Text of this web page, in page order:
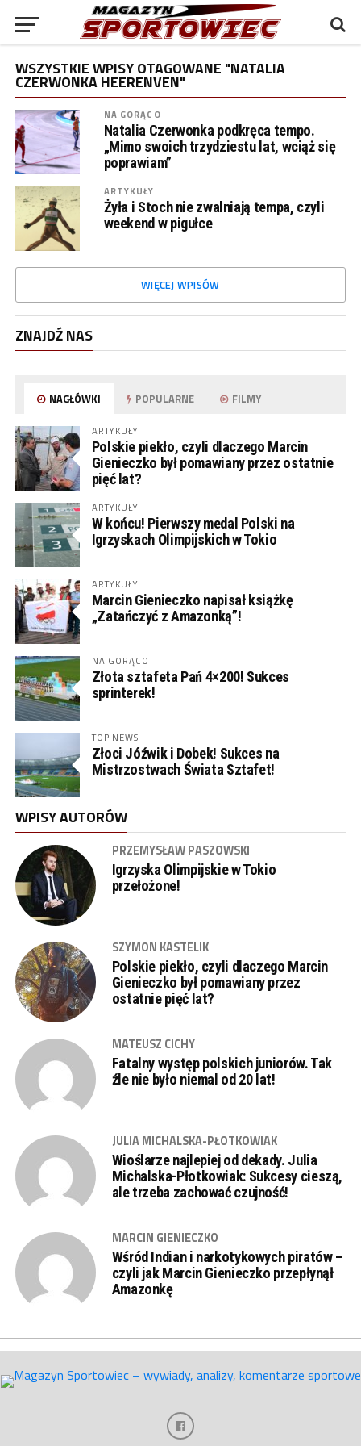
WSZYSTKIE WPISY OTAGOWANE "NATALIA
CZERWONKA HEERENVEN"
NA GORĄCO
Natalia Czerwonka podkręca tempo.
„Mimo swoich trzydziestu lat, wciąż się
poprawiam”
ARTYKUŁY
Żyła i Stoch nie zwalniają tempa, czyli
weekend w pigułce
WIĘCEJ WPISÓW
ZNAJDŹ NAS
NAGŁÓWKI POPULARNE FILMY
ARTYKUŁY
Polskie piekło, czyli dlaczego Marcin
Gienieczko był pomawiany przez ostatnie
pięć lat?
ARTYKUŁY
W końcu! Pierwszy medal Polski na
Igrzyskach Olimpijskich w Tokio
ARTYKUŁY
Marcin Gienieczko napisał książkę
„Zatańczyć z Amazonką”!
NA GORĄCO
Złota sztafeta Pań 4×200! Sukces
sprinterek!
TOP NEWS
Złoci Jóźwik i Dobek! Sukces na
Mistrzostwach Świata Sztafet!
WPISY AUTORÓW
PRZEMYSŁAW PASZOWSKI
Igrzyska Olimpijskie w Tokio
przełożone!
SZYMON KASTELIK
Polskie piekło, czyli dlaczego Marcin
Gienieczko był pomawiany przez
ostatnie pięć lat?
MATEUSZ CICHY
Fatalny występ polskich juniorów. Tak
źle nie było niemal od 20 lat!
JULIA MICHALSKA-PŁOTKOWIAK
Wioślarze najlepiej od dekady. Julia
Michalska-Płotkowiak: Sukcesy cieszą,
ale trzeba zachować czujność!
MARCIN GIENIECZKO
Wśród Indian i narkotykowych piratów –
czyli jak Marcin Gienieczko przepłynął
Amazonkę